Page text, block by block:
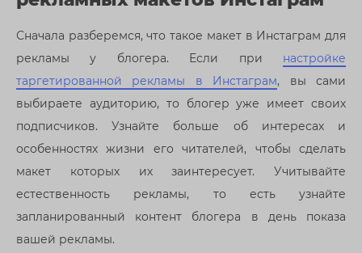
Сначала разберемся, что такое макет в Инстаграм для
рекламы у блогера. Если при настройке
таргетированной рекламы в Инстаграм, вы сами
выбираете аудиторию, то блогер уже имеет своих
подписчиков. Узнайте больше об интересах и
особенностях жизни его читателей, чтобы сделать
макет которых их заинтересует. Учитывайте
естественность рекламы, то есть узнайте
запланированный контент блогера в день показа
вашей рекламы.